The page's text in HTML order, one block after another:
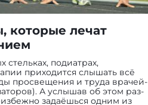
которые лечат
стельках, подиатрах,
приходится слышать всё
просвещения и труда врачей-
А услышав об этом раз-
задаёшься одним из